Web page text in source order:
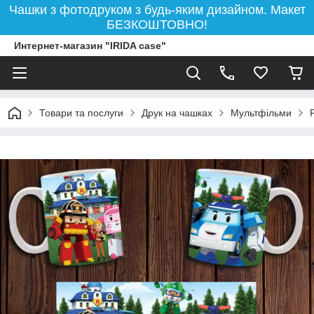
Чашки з фотодруком з будь-яким дизайном. Макет
БЕЗКОШТОВНО!
Интернет-магазин "IRIDA case"
Товари та послуги Друк на чашках Мультфільми